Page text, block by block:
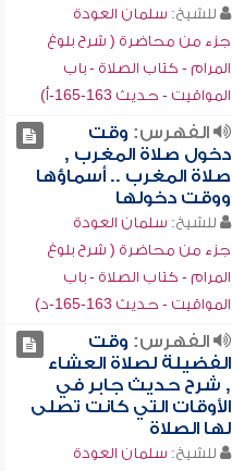
للشيخ: سلمان العودة
جزء من محاضرة ( شرح بلوغ
المرام - كتاب الصلاة - باب
المواقيت - حديث 163-165-أ)
الفهرس: وقت
دخول صلاة المغرب ,
صلاة المغرب .. أسماؤها
ووقت دخولها
للشيخ: سلمان العودة
جزء من محاضرة ( شرح بلوغ
المرام - كتاب الصلاة - باب
المواقيت - حديث 163-165-د)
الفهرس: وقت
الفضيلة لصلاة العشاء
, شرح حديث جابر في
الأوقات التي كانت تصلى
لها الصلاة
للشيخ: سلمان العودة